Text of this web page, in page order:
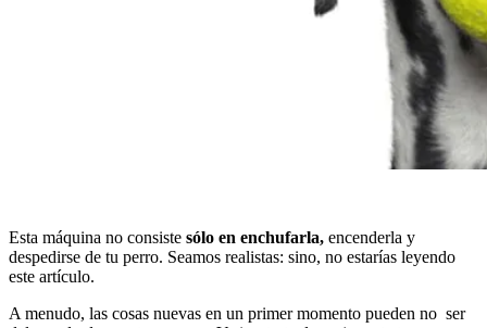
Esta máquina no consiste sólo en enchufarla, encenderla y
despedirse de tu perro. Seamos realistas: sino, no estarías leyendo
este artículo.
A menudo, las cosas nuevas en un primer momento pueden no ser